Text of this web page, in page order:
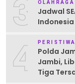
3 OLAHRAGA
Jadwal
4 PERISTIWA
Polda
Jambi,
Tiga